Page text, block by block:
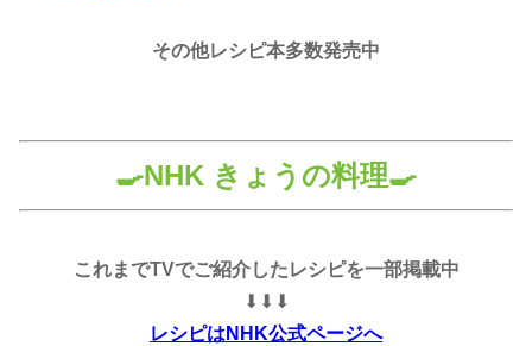
その他レシピ本多数発売中
🍳NHK きょうの料理🍳
これまでTVでご紹介したレシピを一部掲載中
⬇︎⬇︎⬇︎
レシピはNHK公式ページへ